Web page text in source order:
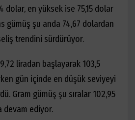
dolar, en yüksek ise 75,15 dolar
gümüş şu anda 74,67 dolardan
trendini sürdürüyor.
liradan başlayarak 103,5
gün içinde en düşük seviyeyi
Gram gümüş şu sıralar 102,95
devam ediyor.